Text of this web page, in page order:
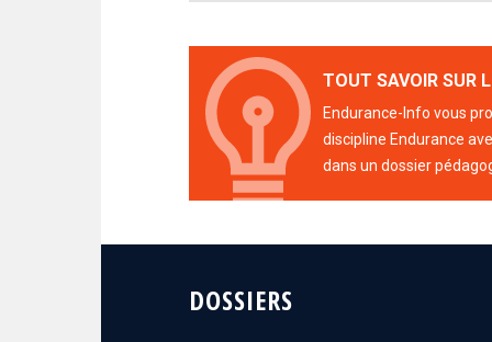
TOUT SAVOIR SUR
Endurance-Info vous
discipline Endurance
dans un dossier
DOSSIERS